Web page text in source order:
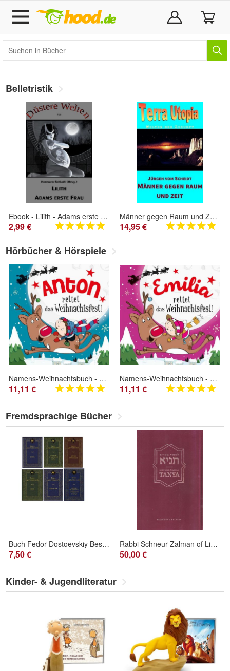
Belletristik
Ebook - Lilith - Adams erste Frau
2,99 €
Männer gegen Raum und Zeit von Jürgen vom Scheidt
14,95 €
Hörbücher & Hörspiele
Namens-Weihnachtsbuch - Deine persönliche Weihnachtsgeschichte mit Namen Anton
11,11 €
Namens-Weihnachtsbuch - Deine persönliche Weihnachtsgeschichte mit Namen Emilia
11,11 €
Fremdsprachige Bücher
Buch Fedor Dostoevskiy Besy Igrok Podrostok Bratya Karamazovy Zapiski iz mertvog
7,50 €
Rabbi Schneur Zalman of Liadi: Likutei Amarim Tanya (2014)
50,00 €
Kinder- & Jugendliteratur